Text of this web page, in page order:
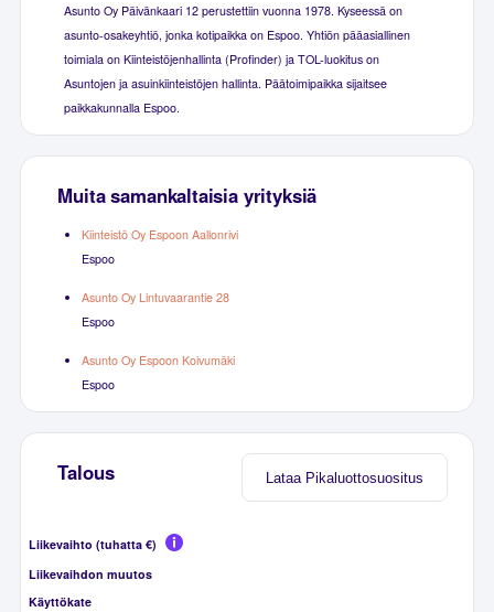
Asunto Oy Päivänkaari 12 perustettiin vuonna 1978. Kyseessä on
asunto-osakeyhtiö, jonka kotipaikka on Espoo. Yhtiön pääasiallinen
toimiala on Kiinteistöjenhallinta (Profinder) ja TOL-luokitus on
Asuntojen ja asuinkiinteistöjen hallinta. Päätoimipaikka sijaitsee
paikkakunnalla Espoo.
Muita samankaltaisia yrityksiä
Kiinteistö Oy Espoon Aallonrivi
Espoo
Asunto Oy Lintuvaarantie 28
Espoo
Asunto Oy Espoon Koivumäki
Espoo
Lataa Pikaluottosuositus
Talous
Liikevaihto (tuhatta €)
Liikevaihdon muutos
Käyttökate